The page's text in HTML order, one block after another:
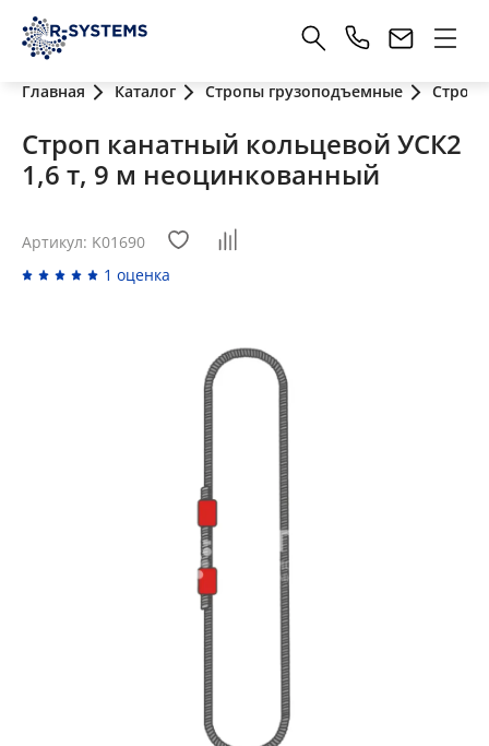
Главная Каталог Стропы грузоподъемные
Строп канатный кольцевой УСК2
1,6 т, 9 м неоцинкованный
Артикул: K01690
1 оценка